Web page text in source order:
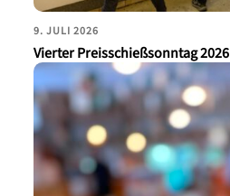
9. JULI 2026
Vierter Preisschießsonntag 2026